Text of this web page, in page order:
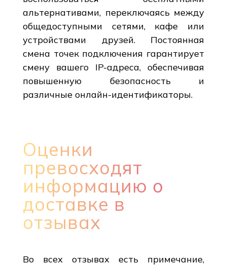
альтернативами, переключаясь между
общедоступными сетями, кафе или
устройствами друзей. Постоянная
смена точек подключения гарантирует
смену вашего IP-адреса, обеспечивая
повышенную безопасность и
различные онлайн-идентификаторы.
Оценки
превосходят
информацию о
доставке в
отзывах
Во всех отзывах есть примечание,